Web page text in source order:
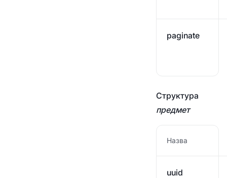
paginate
Структура
предмет
Назва
uuid